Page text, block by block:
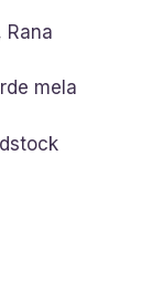
Rana
mela